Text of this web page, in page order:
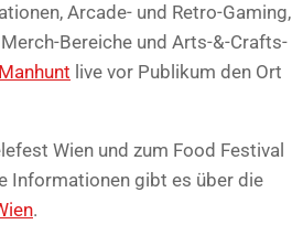
Arcade- und Retro-Gaming,
Bereiche und Arts-&-Crafts-
Manhunt live vor Publikum den Ort
Wien und zum Food Festival
Informationen gibt es über die
.